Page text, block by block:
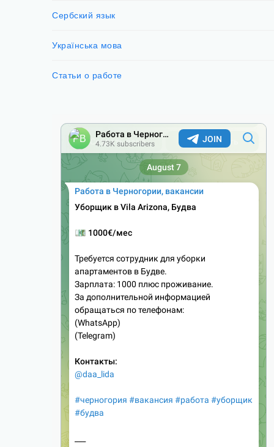
Сербский язык
Українська мова
Статьи о работе